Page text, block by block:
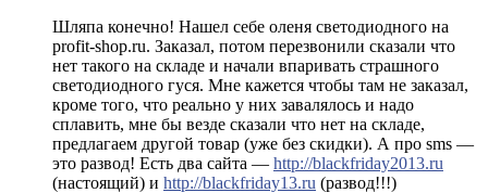
Шляпа конечно! Нашел себе оленя светодиодного на
profit-shop.ru. Заказал, потом перезвонили сказали что
нет такого на складе и начали впаривать страшного
светодиодного гуся. Мне кажется чтобы там не заказал,
кроме того, что реально у них завалялось и надо
сплавить, мне бы везде сказали что нет на складе,
предлагаем другой товар (уже без скидки). А про sms —
это развод! Есть два сайта — http://blackfriday2013.ru
(настоящий) и http://blackfriday13.ru (развод!!!)